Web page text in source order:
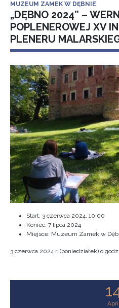
MUZEUM ZAMEK W DĘBNIE
„DĘBNO 2024” –
POPLENEROWEJ XV
PLENERU
Start: 3 czerwca 2024, 10:00
Koniec: 7 lipca 2024
Miejsce: Muzeum Zamek w
3 czerwca 2024 r. (poniedziałek) o godz.